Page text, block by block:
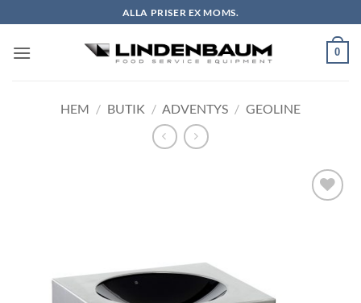
to
content
ALLA PRISER EX MOMS.
0
HEM / BUTIK / ADVENTYS / GEOLINE